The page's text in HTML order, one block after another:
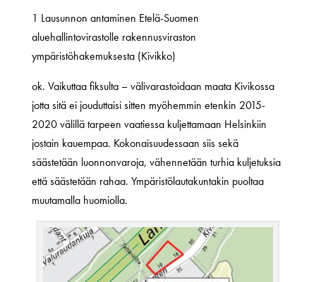
1 Lausunnon antaminen Etelä-Suomen
aluehallintovirastolle rakennusviraston
ympäristöhakemuksesta (Kivikko)
ok. Vaikuttaa fiksulta – välivarastoidaan maata Kivikossa
jotta sitä ei jouduttaisi sitten myöhemmin etenkin 2015-
2020 välillä tarpeen vaatiessa kuljettamaan Helsinkiin
jostain kauempaa. Kokonaisuudessaan siis sekä
säästetään luonnonvaroja, vähennetään turhia kuljetuksia
että säästetään rahaa. Ympäristölautakuntakin puoltaa
muutamalla huomiolla.